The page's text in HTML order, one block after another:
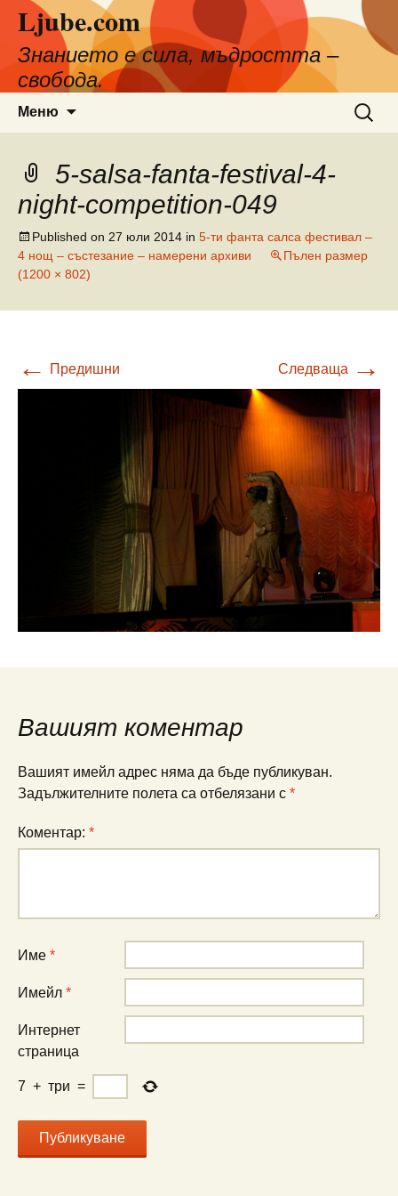
съдържанието
Ljube.com
Знанието е сила, мъдростта –
свобода.
Меню
за:
5-salsa-fanta-festival-4-
night-competition-049
Published on 27 юли 2014 in 5-ти фанта салса фестивал –
4 нощ – състезание – намерени архиви
Пълен размер
(1200 × 802)
← Предишни Следваща →
Вашият коментар
Вашият имейл адрес няма да бъде публикуван.
Задължителните полета са отбелязани с *
Коментар: *
Име *
Имейл *
Интернет
страница
7 + три =